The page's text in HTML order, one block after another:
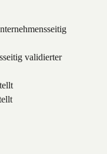
validierter